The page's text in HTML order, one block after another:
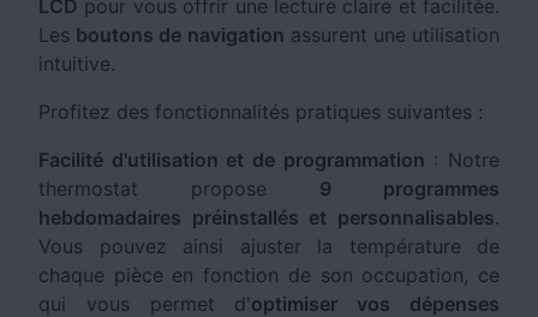
LCD pour vous offrir une lecture claire et facilitée.
Les boutons de navigation assurent une utilisation
intuitive.
Profitez des fonctionnalités pratiques suivantes :
Facilité d'utilisation et de programmation : Notre
thermostat propose 9 programmes
hebdomadaires préinstallés et personnalisables.
Vous pouvez ainsi ajuster la température de
chaque pièce en fonction de son occupation, ce
qui vous permet d'optimiser vos dépenses